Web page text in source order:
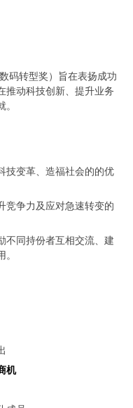
转型奖）旨在表扬成功
推动科技创新、提升业务
技变革、造福社会的的优
竞争力及应对急速转变的
不同持份者互相交流、建
机